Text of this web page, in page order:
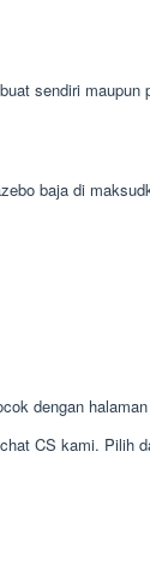
sendiri
baja di
dengan
CS kami. Pilih